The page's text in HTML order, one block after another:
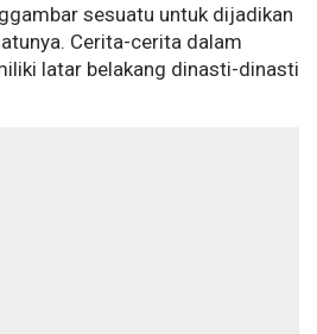
sesuatu untuk dijadikan
Cerita-cerita dalam
latar belakang dinasti-dinasti